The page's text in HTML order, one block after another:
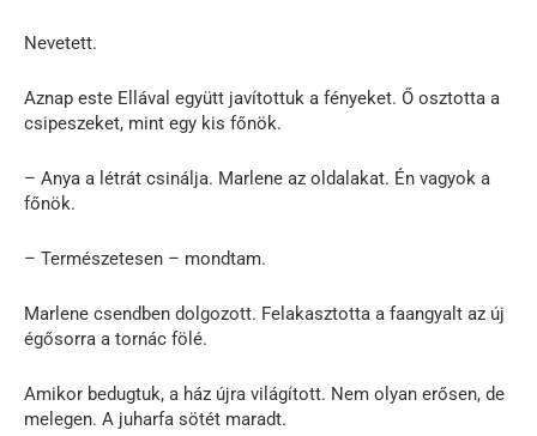
Nevetett.
Aznap este Ellával együtt javítottuk a fényeket. Ő osztotta a
csipeszeket, mint egy kis főnök.
– Anya a létrát csinálja. Marlene az oldalakat. Én vagyok a
főnök.
– Természetesen – mondtam.
Marlene csendben dolgozott. Felakasztotta a faangyalt az új
égősorra a tornác fölé.
Amikor bedugtuk, a ház újra világított. Nem olyan erősen, de
melegen. A juharfa sötét maradt.